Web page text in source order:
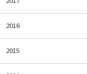
2016
2015